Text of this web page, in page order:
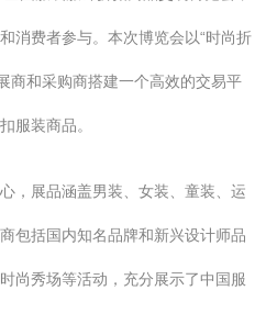
消费者参与。本次博览会以“时尚折
商和采购商搭建一个高效的交易平
服装商品。
，展品涵盖男装、女装、童装、运
包括国内知名品牌和新兴设计师品
尚秀场等活动，充分展示了中国服